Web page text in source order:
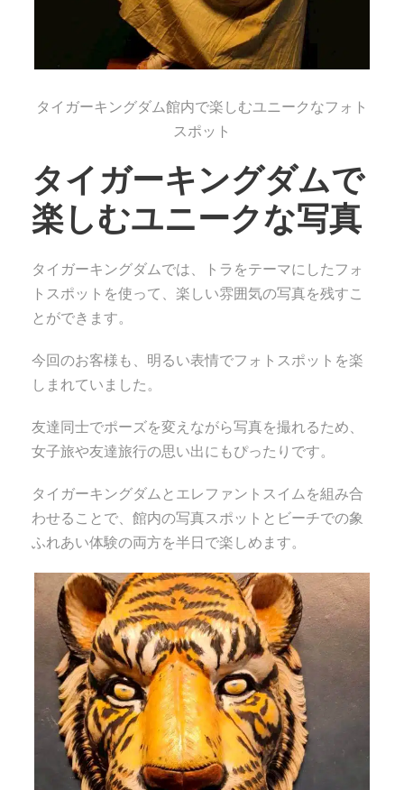
タイガーキングダム館内で楽しむユニークなフォト
スポット
タイガーキングダムで
楽しむユニークな写真
タイガーキングダムでは、トラをテーマにしたフォ
トスポットを使って、楽しい雰囲気の写真を残すこ
とができます。
今回のお客様も、明るい表情でフォトスポットを楽
しまれていました。
友達同士でポーズを変えながら写真を撮れるため、
女子旅や友達旅行の思い出にもぴったりです。
タイガーキングダムとエレファントスイムを組み合
わせることで、館内の写真スポットとビーチでの象
ふれあい体験の両方を半日で楽しめます。